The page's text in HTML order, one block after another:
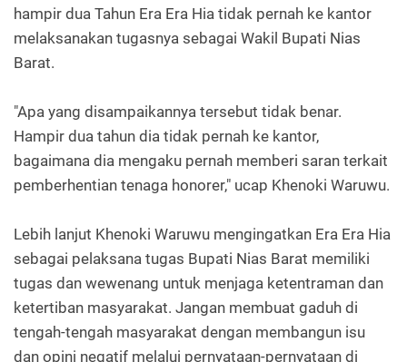
hampir dua Tahun Era Era Hia tidak pernah ke kantor
melaksanakan tugasnya sebagai Wakil Bupati Nias
Barat.
"Apa yang disampaikannya tersebut tidak benar.
Hampir dua tahun dia tidak pernah ke kantor,
bagaimana dia mengaku pernah memberi saran terkait
pemberhentian tenaga honorer," ucap Khenoki Waruwu.
Lebih lanjut Khenoki Waruwu mengingatkan Era Era Hia
sebagai pelaksana tugas Bupati Nias Barat memiliki
tugas dan wewenang untuk menjaga ketentraman dan
ketertiban masyarakat. Jangan membuat gaduh di
tengah-tengah masyarakat dengan membangun isu
dan opini negatif melalui pernyataan-pernyataan di